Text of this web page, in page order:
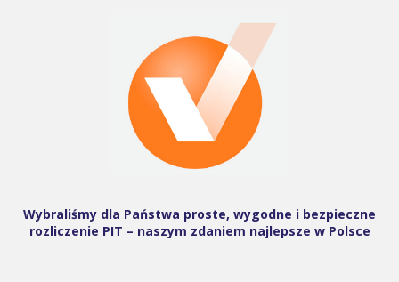
Wybraliśmy dla Państwa proste, wygodne i bezpieczne
rozliczenie PIT – naszym zdaniem najlepsze w Polsce